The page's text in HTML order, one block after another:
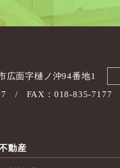
広面字樋ノ沖94番地1
FAX：018-835-7177
動産